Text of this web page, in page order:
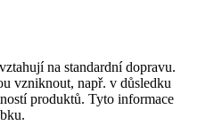
na standardní dopravu.
vzniknout, např. v důsledku
produktů. Tyto informace